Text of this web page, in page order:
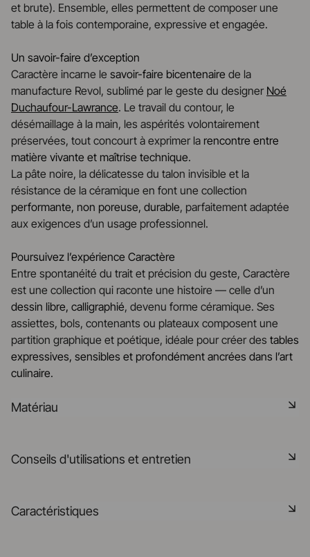
et brute). Ensemble, elles permettent de composer une
table à la fois contemporaine, expressive et engagée.
Un savoir-faire d’exception
Caractère incarne le savoir-faire bicentenaire de la
manufacture Revol, sublimé par le geste du designer Noé
Duchaufour-Lawrance. Le travail du contour, le
désémaillage à la main, les aspérités volontairement
préservées, tout concourt à exprimer la rencontre entre
matière vivante et maîtrise technique.
La pâte noire, la délicatesse du talon invisible et la
résistance de la céramique en font une collection
performante, non poreuse, durable, parfaitement adaptée
aux exigences d’un usage professionnel.
Poursuivez l’expérience Caractère
Entre spontanéité du trait et précision du geste, Caractère
est une collection qui raconte une histoire — celle d’un
dessin libre, calligraphié, devenu forme céramique. Ses
assiettes, bols, contenants ou plateaux composent une
partition graphique et poétique, idéale pour créer des tables
expressives, sensibles et profondément ancrées dans l’art
culinaire.
Matériau
manufacture REVOL. Elle dispose des mêmes qualités
département R&D
Conseils d'utilisations et entretien
Caractéristiques